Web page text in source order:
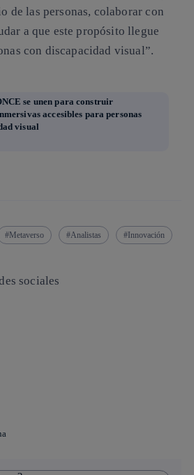
de las personas, colaborar con
a que este propósito llegue
con discapacidad visual”.
se unen para construir
accesibles para personas
visual
Metaverso Analistas Innovación
sociales